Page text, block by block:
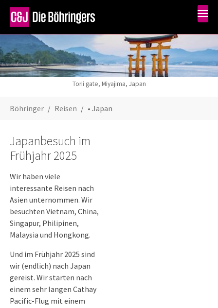
Skip to main content
Torii gate, Miyajima, Japan
Böhringer Reisen • Japan
Japanbesuch im
Frühjahr 2025
Wir haben viele
interessante Reisen nach
Asien unternommen. Wir
besuchten Vietnam, China,
Singapur, Philipinen,
Malaysia und Hongkong.
Und im Frühjahr 2025 sind
wir (endlich) nach Japan
gereist. Wir starten nach
einem sehr langen Cathay
Pacific-Flug mit einem